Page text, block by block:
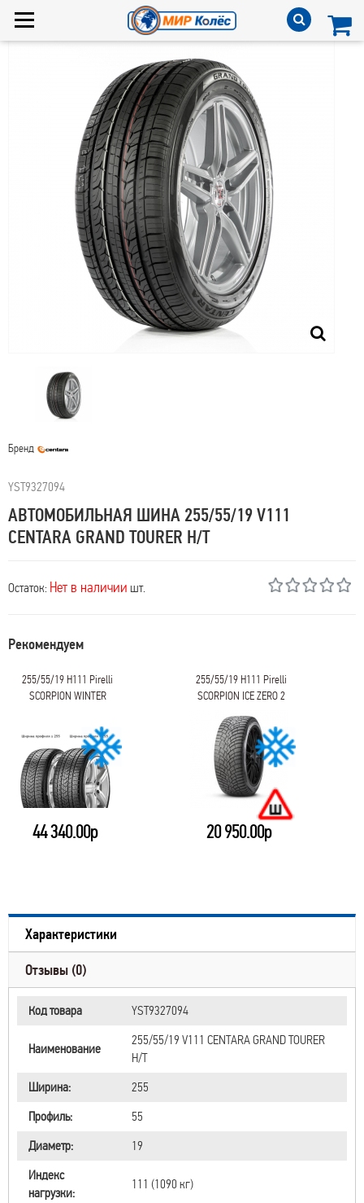
Бренд
YST9327094
АВТОМОБИЛЬНАЯ ШИНА 255/55/19 V111
CENTARA GRAND TOURER H/T
Остаток: Нет в наличии шт.
Рекомендуем
255/55/19 H111 Pirelli
SCORPION WINTER
44 340.00р
255/55/19 H111 Pirelli
SCORPION ICE ZERO 2
20 950.00р
Характеристики
Отзывы (0)
Код товара YST9327094
Наименование
255/55/19 V111 CENTARA GRAND TOURER
H/T
Ширина:
255
Профиль:
55
Диаметр:
19
Индекс
нагрузки:
111 (1090 кг)